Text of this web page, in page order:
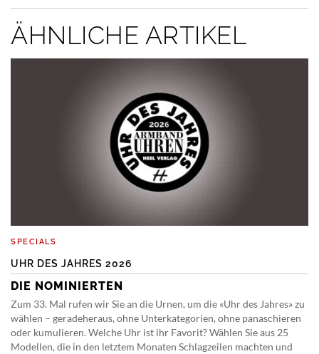
ÄHNLICHE ARTIKEL
SPECIALS
UHR DES JAHRES 2026
DIE NOMINIERTEN
Zum 33. Mal rufen wir Sie an die Urnen, um die «Uhr des Jahres» zu
wählen – geradeheraus, ohne Unterkategorien, ohne panaschieren
oder kumulieren. Welche Uhr ist ihr Favorit? Wählen Sie aus 25
Modellen, die in den letztem Monaten Schlagzeilen machten und